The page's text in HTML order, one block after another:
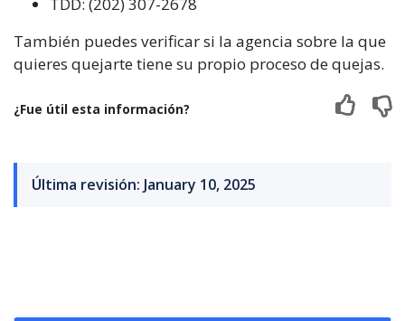
También puedes verificar si la agencia sobre la que
quieres quejarte tiene su propio proceso de quejas.
¿Fue útil esta información?
Última revisión: January 10, 2025